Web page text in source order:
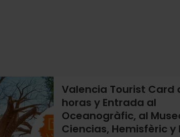
Valencia Tourist Card
horas y Entrada al
Oceanogràfic, al
Ciencias, Hemisfèric y